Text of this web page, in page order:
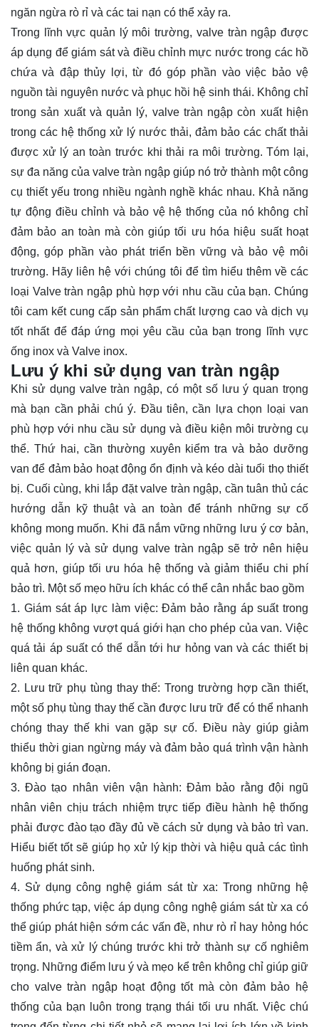
ngăn ngừa rò rỉ và các tai nạn có thể xảy ra.
Trong lĩnh vực quản lý môi trường, valve tràn ngập được
áp dụng để giám sát và điều chỉnh mực nước trong các hồ
chứa và đập thủy lợi, từ đó góp phần vào việc bảo vệ
nguồn tài nguyên nước và phục hồi hệ sinh thái. Không chỉ
trong sản xuất và quản lý, valve tràn ngập còn xuất hiện
trong các hệ thống xử lý nước thải, đảm bảo các chất thải
được xử lý an toàn trước khi thải ra môi trường. Tóm lại,
sự đa năng của valve tràn ngập giúp nó trở thành một công
cụ thiết yếu trong nhiều ngành nghề khác nhau. Khả năng
tự động điều chỉnh và bảo vệ hệ thống của nó không chỉ
đảm bảo an toàn mà còn giúp tối ưu hóa hiệu suất hoạt
động, góp phần vào phát triển bền vững và bảo vệ môi
trường. Hãy liên hệ với chúng tôi để tìm hiểu thêm về các
loại Valve tràn ngập phù hợp với nhu cầu của bạn. Chúng
tôi cam kết cung cấp sản phẩm chất lượng cao và dịch vụ
tốt nhất để đáp ứng mọi yêu cầu của bạn trong lĩnh vực
ống inox và Valve inox.
Lưu ý khi sử dụng van tràn ngập
Khi sử dụng valve tràn ngập, có một số lưu ý quan trọng
mà bạn cần phải chú ý. Đầu tiên, cần lựa chọn loại van
phù hợp với nhu cầu sử dụng và điều kiện môi trường cụ
thể. Thứ hai, cần thường xuyên kiểm tra và bảo dưỡng
van để đảm bảo hoạt động ổn định và kéo dài tuổi thọ thiết
bị. Cuối cùng, khi lắp đặt valve tràn ngập, cần tuân thủ các
hướng dẫn kỹ thuật và an toàn để tránh những sự cố
không mong muốn. Khi đã nắm vững những lưu ý cơ bản,
việc quản lý và sử dụng valve tràn ngập sẽ trở nên hiệu
quả hơn, giúp tối ưu hóa hệ thống và giảm thiểu chi phí
bảo trì. Một số mẹo hữu ích khác có thể cân nhắc bao gồm
1. Giám sát áp lực làm việc: Đảm bảo rằng áp suất trong
hệ thống không vượt quá giới hạn cho phép của van. Việc
quá tải áp suất có thể dẫn tới hư hỏng van và các thiết bị
liên quan khác.
2. Lưu trữ phụ tùng thay thế: Trong trường hợp cần thiết,
một số phụ tùng thay thế cần được lưu trữ để có thể nhanh
chóng thay thế khi van gặp sự cố. Điều này giúp giảm
thiểu thời gian ngừng máy và đảm bảo quá trình vận hành
không bị gián đoạn.
3. Đào tạo nhân viên vận hành: Đảm bảo rằng đội ngũ
nhân viên chịu trách nhiệm trực tiếp điều hành hệ thống
phải được đào tạo đầy đủ về cách sử dụng và bảo trì van.
Hiểu biết tốt sẽ giúp họ xử lý kịp thời và hiệu quả các tình
huống phát sinh.
4. Sử dụng công nghệ giám sát từ xa: Trong những hệ
thống phức tạp, việc áp dụng công nghệ giám sát từ xa có
thể giúp phát hiện sớm các vấn đề, như rò rỉ hay hỏng hóc
tiềm ẩn, và xử lý chúng trước khi trở thành sự cố nghiêm
trọng. Những điểm lưu ý và mẹo kể trên không chỉ giúp giữ
cho valve tràn ngập hoạt động tốt mà còn đảm bảo hệ
thống của bạn luôn trong trạng thái tối ưu nhất. Việc chú